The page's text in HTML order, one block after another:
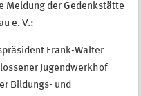
Meldung der Gedenkstätte
e. V.:
Frank-Walter
Jugendwerkhof
Bildungs- und